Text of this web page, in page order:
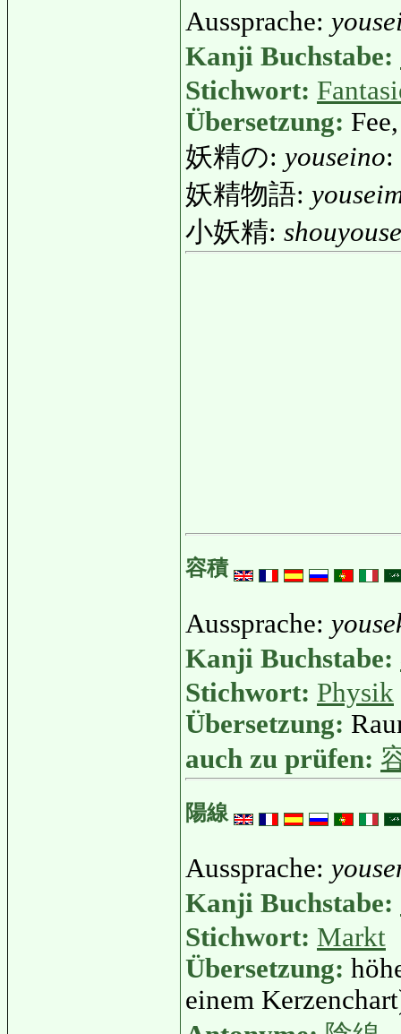
Aussprache:
Kanji Buchstabe:
Stichwort:
Übersetzung:
妖精の: youseino:
妖精物語:
小妖精:
容積
Aussprache:
Kanji Buchstabe:
Stichwort: Physik
Übersetzung:
auch zu prüfen:
陽線
Aussprache:
Kanji Buchstabe:
Stichwort: Markt
Übersetzung:
einem